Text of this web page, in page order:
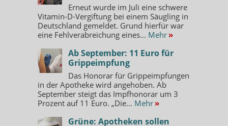
Erneut wurde im Juli eine schwere
Vitamin-D-Vergiftung bei einem Säugling in
Deutschland gemeldet. Grund hierfür war
eine Fehlverabreichung eines... Mehr »
Ab September: 11 Euro für
Grippeimpfung
Das Honorar für Grippeimpfungen
in der Apotheke wird angehoben. Ab
September steigt das Impfhonorar um 3
Prozent auf 11 Euro. „Die... Mehr »
Grüne: Apotheken sollen